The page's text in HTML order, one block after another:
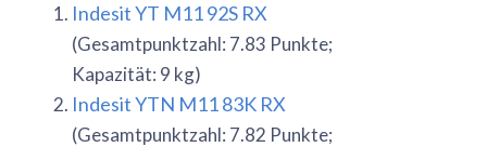
Indesit YT M11 92S RX
(Gesamtpunktzahl: 7.83 Punkte;
Kapazität: 9 kg)
Indesit YTN M11 83K RX
(Gesamtpunktzahl: 7.82 Punkte;